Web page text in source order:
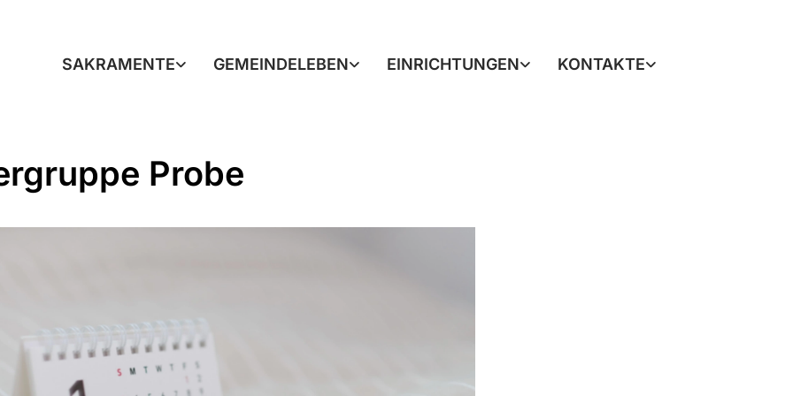
SAKRAMENTE GEMEINDELEBEN EINRICHTUNGEN KONTAKTE
Probe